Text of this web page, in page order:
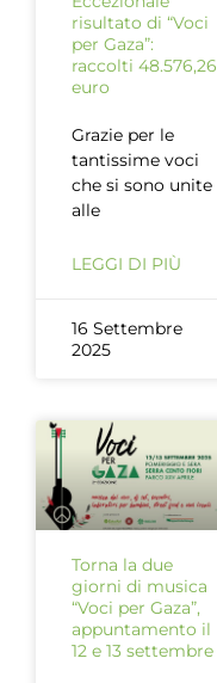
risultato di “Voci
per Gaza”:
raccolti 48.576,26
euro
Grazie per le
tantissime voci
che si sono unite
alle
LEGGI DI PIÙ
16 Settembre
2025
Torna la due
giorni di musica
“Voci per Gaza”,
appuntamento il
12 e 13 settembre